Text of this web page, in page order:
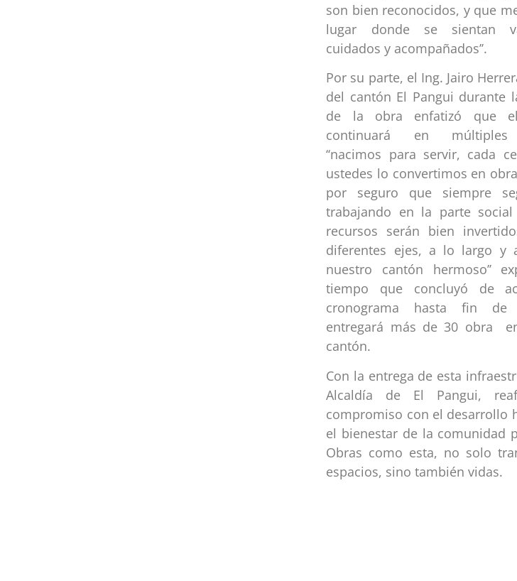
son bien reconocidos, y que
lugar donde se sientan
cuidados y acompañados’’.
Por su parte, el Ing. Jairo
del cantón El Pangui durante
de la obra enfatizó que
continuará en múltiples
‘‘nacimos para servir, cada
ustedes lo convertimos en
por seguro que siempre
trabajando en la parte
recursos serán bien
diferentes ejes, a lo largo y
nuestro cantón hermoso’’
tiempo que concluyó de
cronograma hasta fin
entregará más de 30 obra
cantón.
Con la entrega de esta
Alcaldía de El Pangui,
compromiso con el desarrollo
el bienestar de la comunidad
Obras como esta, no solo
espacios, sino también vidas.